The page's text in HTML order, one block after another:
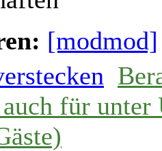
[modmod]
für unter